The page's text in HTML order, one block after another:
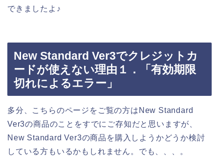
できましたよ♪
New Standard Ver3でクレジットカ
ードが使えない理由１．「有効期限
切れによるエラー」
多分、こちらのページをご覧の方はNew Standard
Ver3の商品のことをすでにご存知だと思いますが、
New Standard Ver3の商品を購入しようかどうか検討
している方もいるかもしれません。でも、、、。